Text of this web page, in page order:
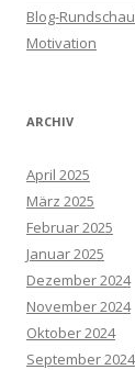
Blog-
Motivation
ARCHIV
April 2025
März 2025
Februar 2025
Januar 2025
Dezember 2024
November 2024
Oktober 2024
September 2024